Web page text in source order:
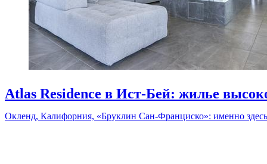
Atlas Residence в Ист-Бей: жилье
Окленд, Калифорния, «Бруклин Сан-Франциско»: именно